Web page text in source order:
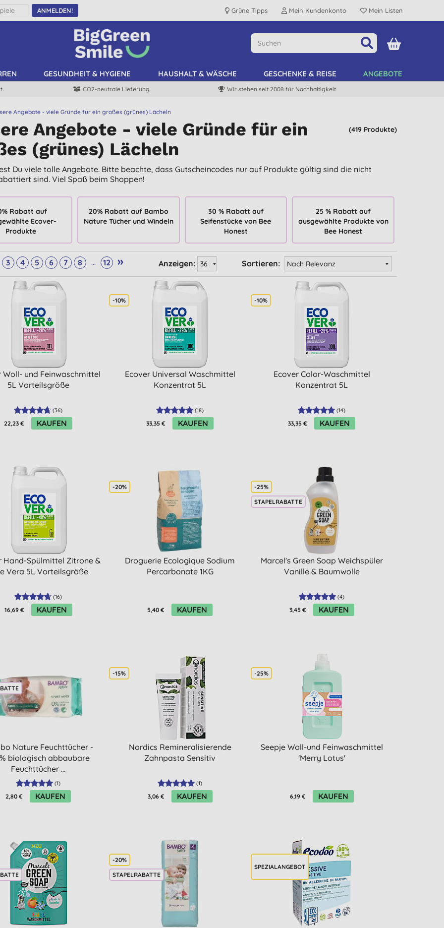
ANMELDEN! Grüne Tipps Mein Kundenkonto Mein Listen
GESUNDHEIT & HYGIENE HAUSHALT & WÄSCHE GESCHENKE & REISE ANGEBOTE
CO2-neutrale Lieferung Wir stehen seit 2008 für Nachhaltigkeit
Angebote - viele Gründe für ein großes (grünes) Lächeln
(419 Produkte)
Angebote - viele Gründe für ein
(grünes) Lächeln
Du viele tolle Angebote. Bitte beachte, dass Gutscheincodes nur auf Produkte gültig sind die nicht
sind. Viel Spaß beim Shoppen!
Rabatt auf
Ecover-
Produkte
20% Rabatt auf Bambo
Nature Tücher und Windeln
30 % Rabatt auf
Seifenstücke von Bee
Honest
25 % Rabatt auf
ausgewählte Produkte von
Bee Honest
3 4 5 6 7 8 ... 12 » Sortieren:
Anzeigen:
Woll- und Feinwaschmittel
5L Vorteilsgröße
(36)
22,23 € KAUFEN
-10%
Ecover Universal Waschmittel
Konzentrat 5L
(18)
33,35 € KAUFEN
-10%
Ecover Color-Waschmittel
Konzentrat 5L
(14)
33,35 € KAUFEN
Hand-Spülmittel Zitrone &
Vera 5L Vorteilsgröße
(16)
16,69 € KAUFEN
-20%
Droguerie Ecologique Sodium
Percarbonate 1KG
5,40 € KAUFEN
-25%
STAPELRABATTE
Marcel's Green Soap Weichspüler
Vanille & Baumwolle
(4)
3,45 € KAUFEN
Nature Feuchttücher -
biologisch abbaubare
Feuchttücher ...
(1)
2,80 € KAUFEN
-15%
Nordics Remineralisierende
Zahnpasta Sensitiv
(1)
3,06 € KAUFEN
-25%
Seepje Woll-und Feinwaschmittel
'Merry Lotus'
6,19 € KAUFEN
-20%
STAPELRABATTE
SPEZIALANGEBOT